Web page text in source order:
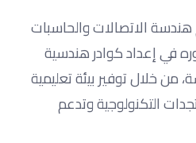
الاتصالات والحاسبات
في إعداد كوادر هندسية
من خلال توفير بيئة تعليمية
التكنولوجية وتدعم